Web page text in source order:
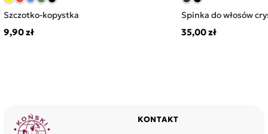
Szczotko-kopystka
9,90 zł
Spinka do włosów
35,00 zł
KONTAKT